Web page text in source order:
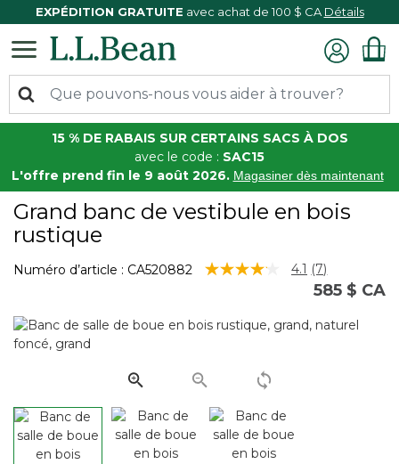
EXPÉDITION GRATUITE avec achat de 100 $ CA Détails
15 % DE RABAIS SUR CERTAINS SACS À DOS
avec le code : SAC15
L'offre prend fin le 9 août 2026. Magasiner dès maintenant
Grand banc de vestibule en bois
rustique
Numéro d’article : CA520882 3,5 sur 5 Évaluation des clients
4.1 Lire
les
Lien
(7)
585 $ CA